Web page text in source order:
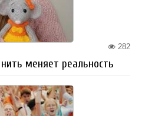
282
меняет реальность